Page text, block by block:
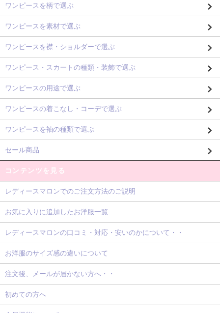
ワンピースを柄で選ぶ
ワンピースを素材で選ぶ
ワンピースを襟・ショルダーで選ぶ
ワンピース・スカートの種類・装飾で選ぶ
ワンピースの用途で選ぶ
ワンピースの着こなし・コーデで選ぶ
ワンピースを袖の種類で選ぶ
セール商品
コンテンツを見る
レディースマロンでのご注文方法のご説明
お気に入りに追加したお洋服一覧
レディースマロンの口コミ・対応・安いのかについて・・
お洋服のサイズ感の違いについて
注文後、メールが届かない方へ・・
初めての方へ